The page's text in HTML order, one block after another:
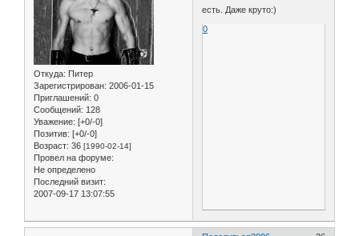
Откуда: Питер
Зарегистрирован: 2006-01-15
Приглашений: 0
Сообщений: 128
Уважение: [+0/-0]
Позитив: [+0/-0]
Возраст: 36 [1990-02-14]
Провел на форуме:
Не определено
Последний визит:
2007-09-17 13:07:55
есть. Даже круто:)
0